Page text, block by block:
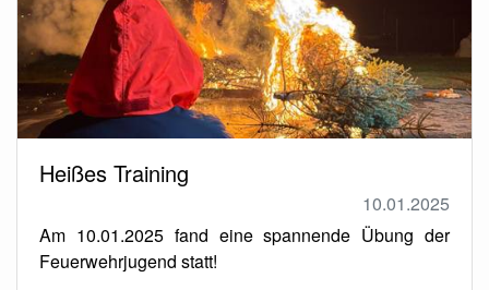
Heißes Training
10.01.2025
Am 10.01.2025 fand eine spannende Übung der
Feuerwehrjugend statt!